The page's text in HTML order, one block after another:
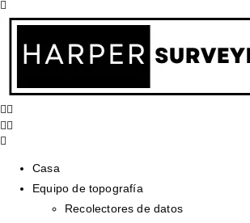
Casa
Equipo de topografía
Recolectores de datos